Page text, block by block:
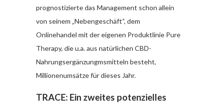
prognostizierte das Management schon allein
von seinem „Nebengeschäft“, dem
Onlinehandel mit der eigenen Produktlinie Pure
Therapy, die u.a. aus natürlichen CBD-
Nahrungsergänzungmsmitteln besteht,
Millionenumsätze für dieses Jahr.
TRACE: Ein zweites potenzielles